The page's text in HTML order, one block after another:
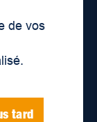
de vos
tard